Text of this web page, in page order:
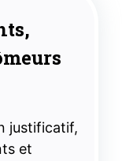
justificatif,
et